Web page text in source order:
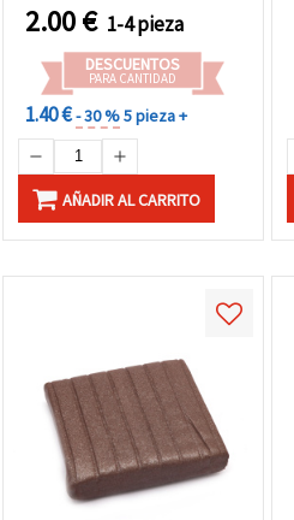
2.00€ 1-4 pieza
DESCUENTOS
PARA CANTIDAD
1.40 €- 30 %5 pieza +
AÑADIR AL CARRITO